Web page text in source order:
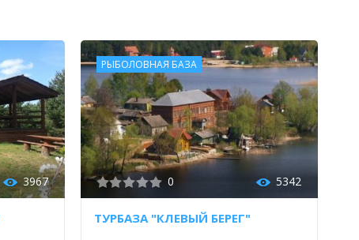
3967
РЫБОЛОВНАЯ БАЗА
0 5342
ТУРБАЗА "КЛЕВЫЙ БЕРЕГ"